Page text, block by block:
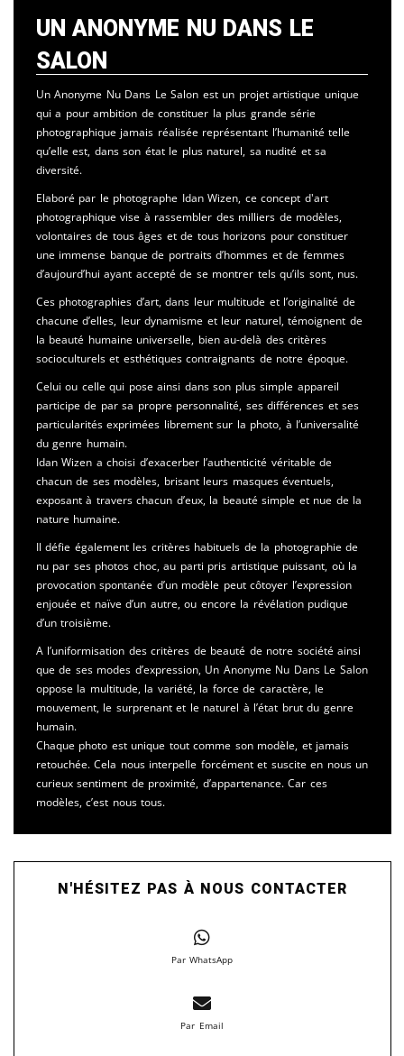
Un Anonyme Nu Dans Le
Salon
Un Anonyme Nu Dans Le Salon est un projet artistique unique
qui a pour ambition de constituer la plus grande série
photographique jamais réalisée représentant l’humanité telle
qu’elle est, dans son état le plus naturel, sa nudité et sa
diversité.
Elaboré par le photographe Idan Wizen, ce concept d'art
photographique vise à rassembler des milliers de modèles,
volontaires de tous âges et de tous horizons pour constituer
une immense banque de portraits d’hommes et de femmes
d’aujourd’hui ayant accepté de se montrer tels qu’ils sont, nus.
Ces photographies d’art, dans leur multitude et l’originalité de
chacune d’elles, leur dynamisme et leur naturel, témoignent de
la beauté humaine universelle, bien au-delà des critères
socioculturels et esthétiques contraignants de notre époque.
Celui ou celle qui pose ainsi dans son plus simple appareil
participe de par sa propre personnalité, ses différences et ses
particularités exprimées librement sur la photo, à l’universalité
du genre humain.
Idan Wizen a choisi d’exacerber l’authenticité véritable de
chacun de ses modèles, brisant leurs masques éventuels,
exposant à travers chacun d’eux, la beauté simple et nue de la
nature humaine.
Il défie également les critères habituels de la photographie de
nu par ses photos choc, au parti pris artistique puissant, où la
provocation spontanée d’un modèle peut côtoyer l’expression
enjouée et naïve d’un autre, ou encore la révélation pudique
d’un troisième.
A l’uniformisation des critères de beauté de notre société ainsi
que de ses modes d’expression, Un Anonyme Nu Dans Le Salon
oppose la multitude, la variété, la force de caractère, le
mouvement, le surprenant et le naturel à l’état brut du genre
humain.
Chaque photo est unique tout comme son modèle, et jamais
retouchée. Cela nous interpelle forcément et suscite en nous un
curieux sentiment de proximité, d’appartenance. Car ces
modèles, c’est nous tous.
N'HÉSITEZ PAS À NOUS CONTACTER
Par WhatsApp
Par Email